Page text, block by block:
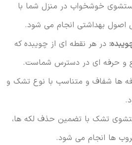
خوشخواب در منزل شما با
اصول بهداشتی انجام می شود.
در هر نقطه ای از چویبده که
و حرفه ای در دسترس شماست.
ها شفاف و متناسب با نوع تشک و
تشک با تضمین حذف لکه ها،
ها انجام می شود.